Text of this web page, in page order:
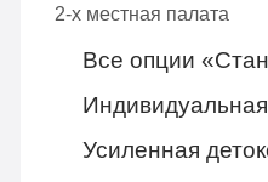
2-х местная палата
Все опции
Усиленная